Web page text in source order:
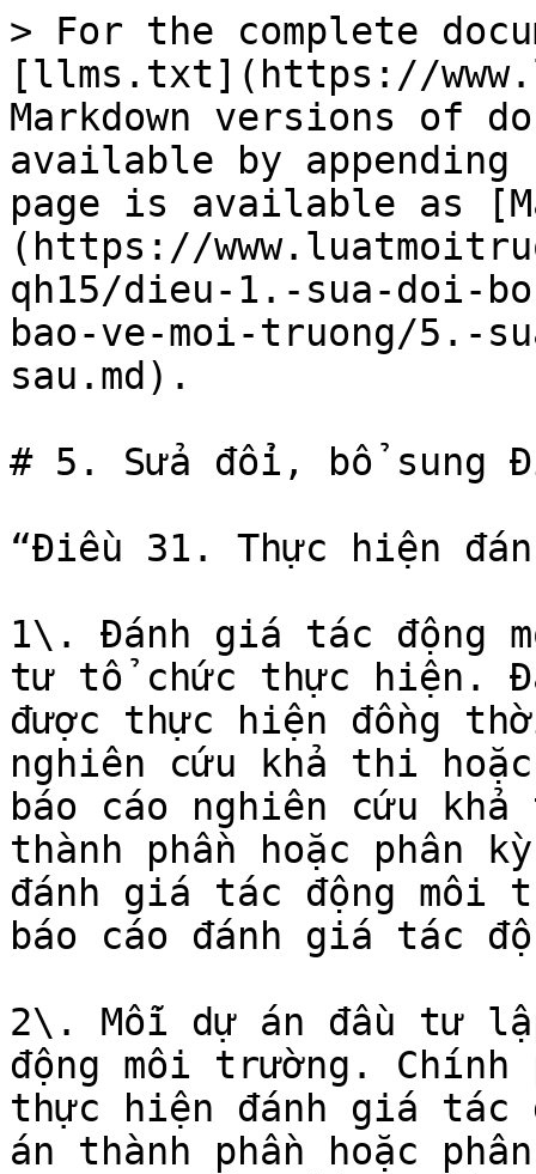
> For the complete
[llms.txt](https://
Markdown versions of
available by
page is available as
(https://
qh15/dieu-1.-sua-doi-
bao-ve-moi-truong/5.-
sau.md).
# 5. Sửa đổi, bổ sung
“Điều 31. Thực hiện
1\. Đánh giá tác động
tư tổ chức thực hiện.
được thực hiện đồng
nghiên cứu khả thi
báo cáo nghiên cứu
thành phần hoặc phân
đánh giá tác động môi
báo cáo đánh giá tác
2\. Mỗi dự án đầu tư
động môi trường.
thực hiện đánh giá tác
án thành phần hoặc